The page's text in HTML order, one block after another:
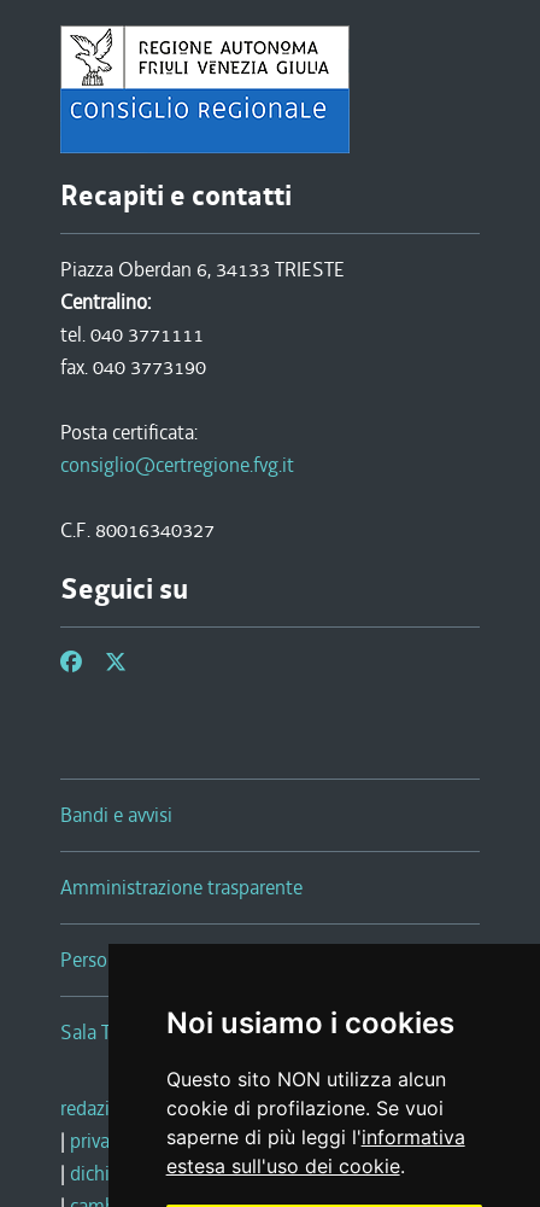
Noi usiamo i cookies
Questo sito NON utilizza alcun
cookie di profilazione. Se vuoi
saperne di più leggi l'informativa
estesa sull'uso dei cookie.
Recapiti e contatti
Piazza Oberdan 6, 34133 TRIESTE
Centralino:
tel. 040 3771111
fax. 040 3773190
Posta certificata:
consiglio@certregione.fvg.it
C.F. 80016340327
Seguici su
Bandi e avvisi
Amministrazione trasparente
Persone e Uffici
Sala Tiziano Tessitori
redazione web |note legali |glossario
| privacy
social media policy
| dichiarazione di accessibilità |feedback